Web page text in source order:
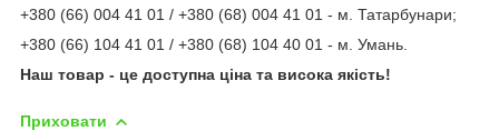
+380 (66) 004 41 01 / +380 (68) 004 41 01 - м. Татарбунари;
+380 (66) 104 41 01 / +380 (68) 104 40 01 - м. Умань.
Наш товар - це доступна ціна та висока якість!
Приховати